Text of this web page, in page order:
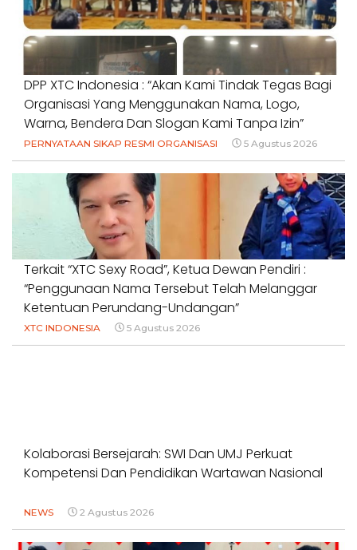
DPP XTC Indonesia : “Akan Kami Tindak Tegas Bagi
Organisasi Yang Menggunakan Nama, Logo,
Warna, Bendera Dan Slogan Kami Tanpa Izin”
PERNYATAAN SIKAP RESMI ORGANISASI 5 Agustus 2026
Terkait “XTC Sexy Road”, Ketua Dewan Pendiri :
“Penggunaan Nama Tersebut Telah Melanggar
Ketentuan Perundang-Undangan”
XTC INDONESIA 5 Agustus 2026
Kolaborasi Bersejarah: SWI Dan UMJ Perkuat
Kompetensi Dan Pendidikan Wartawan Nasional
NEWS 2 Agustus 2026